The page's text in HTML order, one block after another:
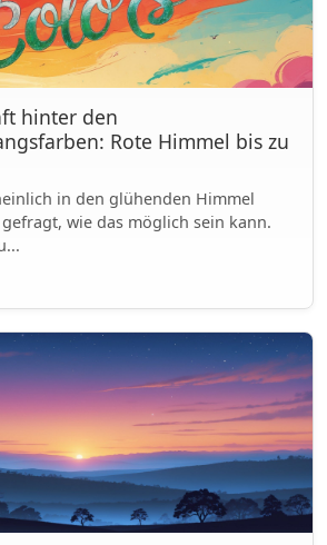
hinter den
Rote Himmel bis zu
in den glühenden Himmel
wie das möglich sein kann.